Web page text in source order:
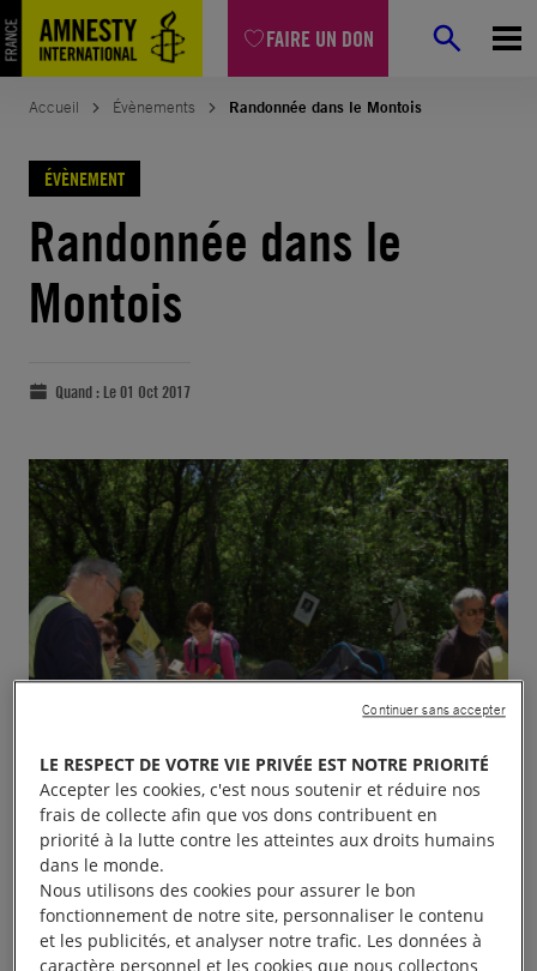
FAIRE UN DON
Accueil Évènements Randonnée dans le Montois
ÉVÈNEMENT
Randonnée dans le
Montois
Quand : Le 01 Oct 2017
LE RESPECT DE VOTRE VIE PRIVÉE EST NOTRE PRIORITÉ
Accepter les cookies, c'est nous soutenir et réduire nos
frais de collecte afin que vos dons contribuent en
priorité à la lutte contre les atteintes aux droits humains
dans le monde.
Nous utilisons des cookies pour assurer le bon
fonctionnement de notre site, personnaliser le contenu
et les publicités, et analyser notre trafic. Les données à
caractère personnel et les cookies que nous collectons
Continuer sans accepter